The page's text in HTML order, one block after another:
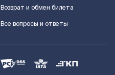
Возврат и обмен билета
Все вопросы и ответы